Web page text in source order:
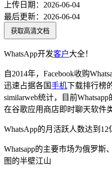
上传日期： 2026-06-04
最后更新： 2026-06-04
获取高清文档
WhatsApp开发客户大全！
自2014年，Facebook收购
迅速占据各国手机下载排行榜
similarweb统计，目前Whatsapp
在谷歌应用商店即时聊天软件
WhatsApp的月活跃人数达到12
Whatsapp的主要市场为俄罗斯
图的半壁江山